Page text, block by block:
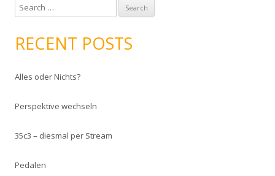
e
r
h
o
:
RECENT POSTS
Alles oder Nichts?
Perspektive wechseln
35c3 – diesmal per Stream
Pedalen